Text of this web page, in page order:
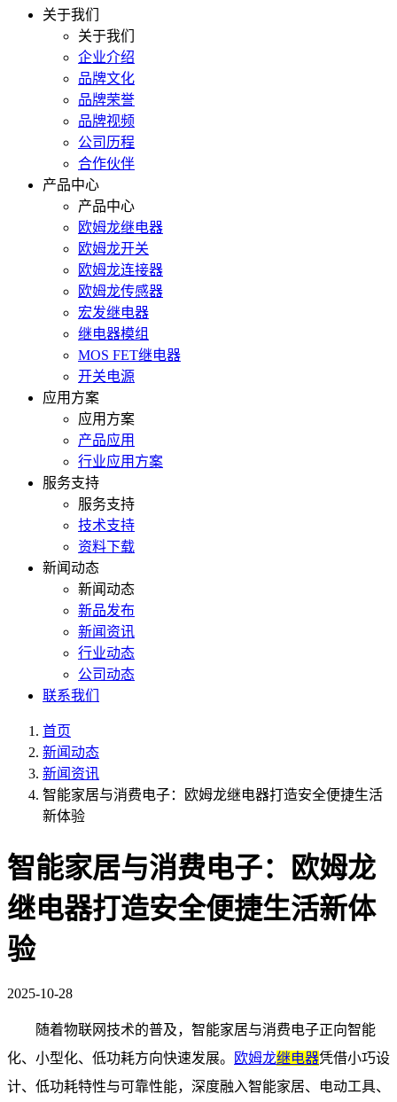
关于我们
关于我们
企业介绍
品牌文化
品牌荣誉
品牌视频
公司历程
合作伙伴
产品中心
产品中心
欧姆龙继电器
欧姆龙开关
欧姆龙连接器
欧姆龙传感器
宏发继电器
继电器模组
MOS FET继电器
开关电源
应用方案
应用方案
产品应用
行业应用方案
服务支持
服务支持
技术支持
资料下载
新闻动态
新闻动态
新品发布
新闻资讯
行业动态
公司动态
联系我们
首页
新闻动态
新闻资讯
智能家居与消费电子：欧姆龙继电器打造安全便捷生活
新体验
智能家居与消费电子：欧姆龙
继电器打造安全便捷生活新体
验
2025-10-28
随着物联网技术的普及，智能家居与消费电子正向智能
化、小型化、低功耗方向快速发展。
欧姆龙继电器凭借小巧设
计、低功耗特性与可靠性能，深度融入智能家居、电动工具、